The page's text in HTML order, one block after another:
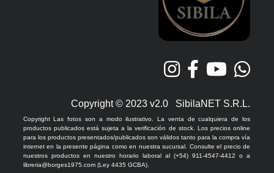
Copyright © 2023 v2.0 SibilaNET S.R.L.
Copyright Las fotos son a modo ilustrativo. La venta de cualquiera de los
productos publicados está sujeta a la verificación de stock. Los precios online
para los productos presentados/publicados son válidos tanto para la compra vía
internet en la presente página como en nuestra sucursal. Consulte el precio de
nuestros productos en nuestro horario laboral al (+54) 911-4547-4412 o a
libreria@borges1975.com (Ley 4435 GCBA).